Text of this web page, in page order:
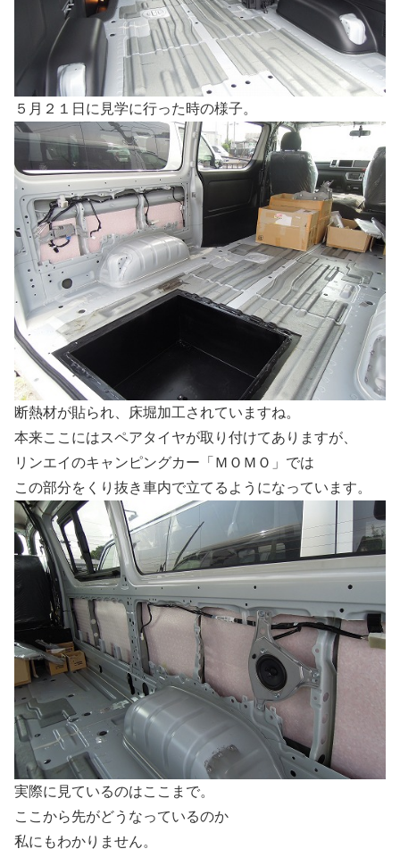
５月２１日に見学に行った時の様子。
断熱材が貼られ、床堀加工されていますね。
本来ここにはスペアタイヤが取り付けてありますが、
リンエイのキャンピングカー「ＭＯＭＯ」では
この部分をくり抜き車内で立てるようになっています。
実際に見ているのはここまで。
ここから先がどうなっているのか
私にもわかりません。